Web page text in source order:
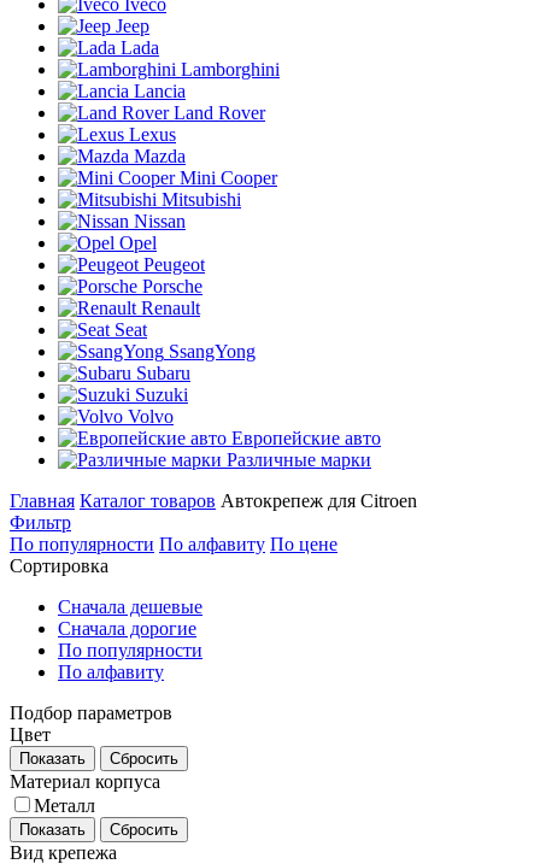
Iveco
Jeep
Lada
Lamborghini
Lancia
Land Rover
Lexus
Mazda
Mini Cooper
Mitsubishi
Nissan
Opel
Peugeot
Porsche
Renault
Seat
SsangYong
Subaru
Suzuki
Volvo
Европейские авто
Различные марки
Главная Каталог товаров Автокрепеж для Citroen
Фильтр
По популярности По алфавиту По цене
Сортировка
Сначала дешевые
Сначала дорогие
По популярности
По алфавиту
Подбор параметров
Цвет
Показать Сбросить
Материал корпуса
Металл
Показать Сбросить
Вид крепежа